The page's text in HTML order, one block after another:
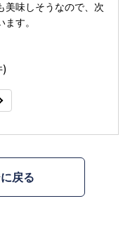
美味しそうなので、次
す。
戻る